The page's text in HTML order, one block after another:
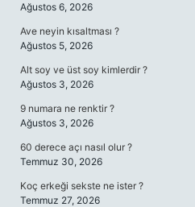
Ağustos 6, 2026
Ave neyin kısaltması ?
Ağustos 5, 2026
Alt soy ve üst soy kimlerdir ?
Ağustos 3, 2026
9 numara ne renktir ?
Ağustos 3, 2026
60 derece açı nasıl olur ?
Temmuz 30, 2026
Koç erkeği sekste ne ister ?
Temmuz 27, 2026